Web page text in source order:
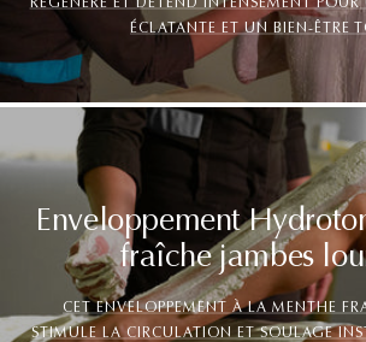
ÉCLATANTE ET UN BIEN-ÊTRE
Enveloppement
fraîche jambes
CET ENVELOPPEMENT À LA MENTHE
STIMULE LA CIRCULATION ET SOULAGE